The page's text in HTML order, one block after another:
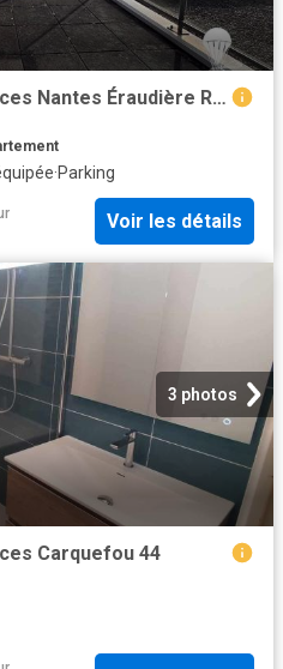
Vente appartement 3 pièces Nantes Éraudière Renaudière 44
·Parking
Voir les détails
3 photos
Carquefou 44